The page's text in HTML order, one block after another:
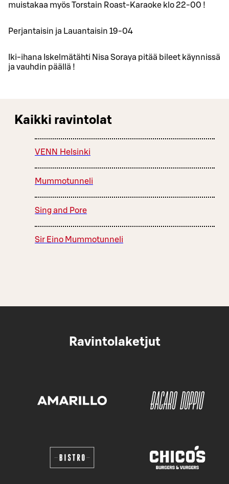
muistakaa myös Torstain Roast-Karaoke klo 22-00 !
Perjantaisin ja Lauantaisin 19-04
Iki-ihana Iskelmätähti Nisa Soraya pitää bileet käynnissä
ja vauhdin päällä !
Kaikki ravintolat
VENN Helsinki
Mummotunneli
Sing and Pore
Sir Eino Mummotunneli
Ravintolaketjut